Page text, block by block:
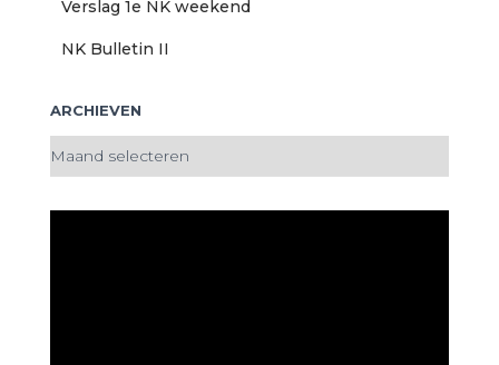
Verslag 1e NK weekend
NK Bulletin II
ARCHIEVEN
A